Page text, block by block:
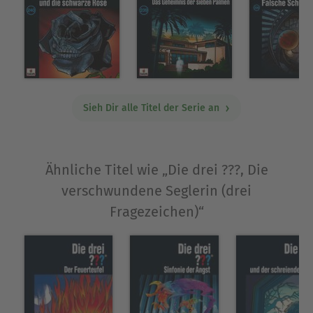
Sieh Dir alle Titel der Serie an
Ähnliche Titel wie „Die drei ???, Die
verschwundene Seglerin (drei
Fragezeichen)“